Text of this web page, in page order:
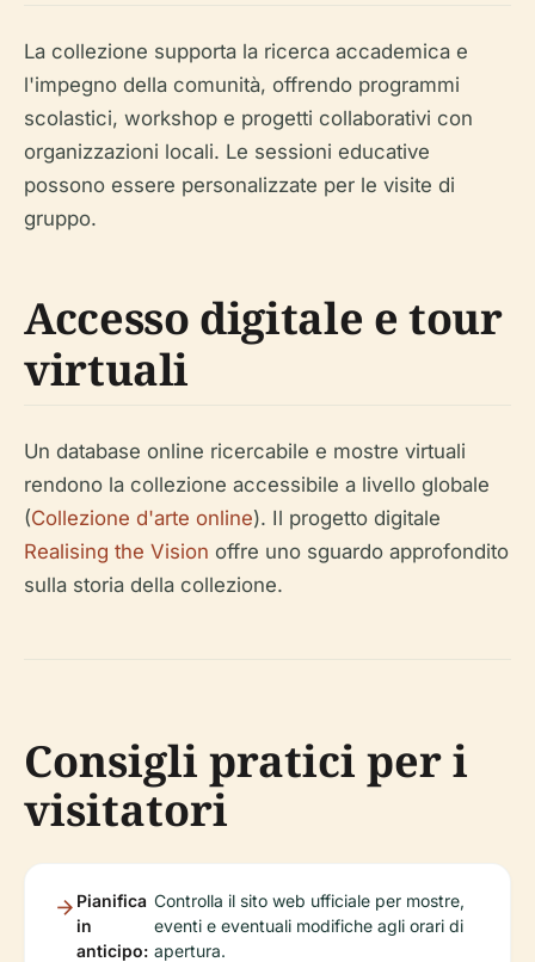
La collezione supporta la ricerca accademica e
l'impegno della comunità, offrendo programmi
scolastici, workshop e progetti collaborativi con
organizzazioni locali. Le sessioni educative
possono essere personalizzate per le visite di
gruppo.
Accesso digitale e tour
virtuali
Un database online ricercabile e mostre virtuali
rendono la collezione accessibile a livello globale
(Collezione d'arte online). Il progetto digitale
Realising the Vision offre uno sguardo approfondito
sulla storia della collezione.
Consigli pratici per i
visitatori
Pianifica
in
anticipo:
Controlla il sito web ufficiale per mostre,
eventi e eventuali modifiche agli orari di
apertura.